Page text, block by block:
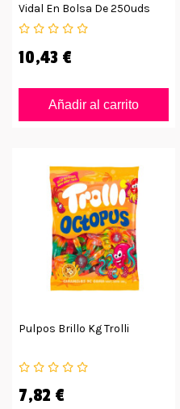
Vidal En Bolsa De 250uds
10,43 €
Añadir al carrito
Pulpos Brillo Kg Trolli
7,82 €